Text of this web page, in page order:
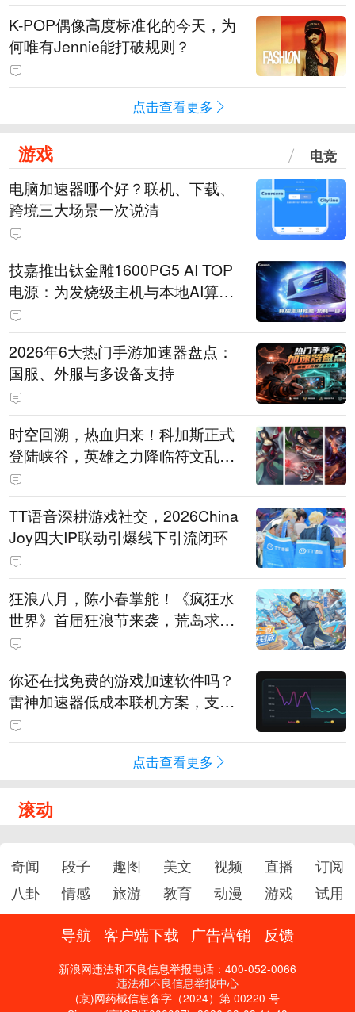
K-POP偶像高度标准化的今天，为
何唯有Jennie能打破规则？
点击查看更多
游戏 电竞
电脑加速器哪个好？联机、下载、
跨境三大场景一次说清
技嘉推出钛金雕1600PG5 AI TOP
电源：为发烧级主机与本地AI算力
打造旗舰供电方案
2026年6大热门手游加速器盘点：
国服、外服与多设备支持
时空回溯，热血归来！科加斯正式
登陆峡谷，英雄之力降临符文乱
斗！
TT语音深耕游戏社交，2026China
Joy四大IP联动引爆线下引流闭环
狂浪八月，陈小春掌舵！《疯狂水
世界》首届狂浪节来袭，荒岛求生
直播即将开启
你还在找免费的游戏加速软件吗？
雷神加速器低成本联机方案，支持
免费试用
点击查看更多
滚动
奇闻 段子 趣图 美文 视频 直播
订阅
八卦
情感 旅游 教育 动漫 游戏 试用
导航 客户端下载 广告营销 反馈
新浪网违法和不良信息举报电话：400-052-0066
违法和不良信息举报中心
(京)网药械信息备字（2024）第 00220 号